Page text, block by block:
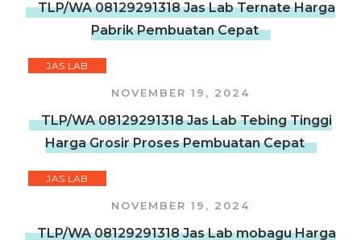
TLP/WA 08129291318 Jas Lab Ternate Harga
Pabrik Pembuatan Cepat
JAS LAB
NOVEMBER 19, 2024
TLP/WA 08129291318 Jas Lab Tebing Tinggi
Harga Grosir Proses Pembuatan Cepat
JAS LAB
NOVEMBER 19, 2024
TLP/WA 08129291318 Jas Lab mobagu Harga